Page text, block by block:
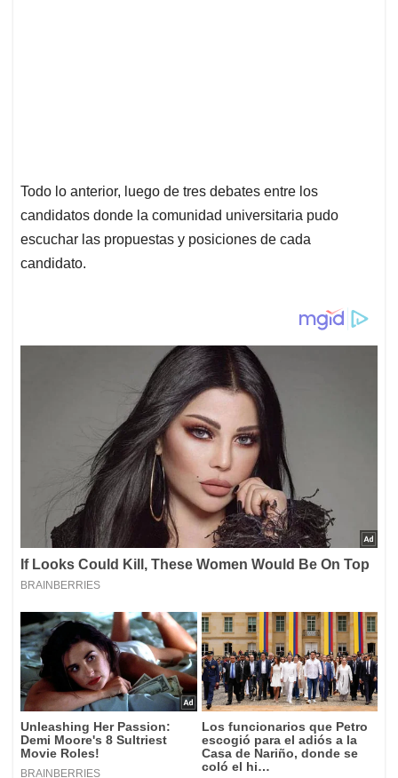
Todo lo anterior, luego de tres debates entre los
candidatos donde la comunidad universitaria pudo
escuchar las propuestas y posiciones de cada
candidato.